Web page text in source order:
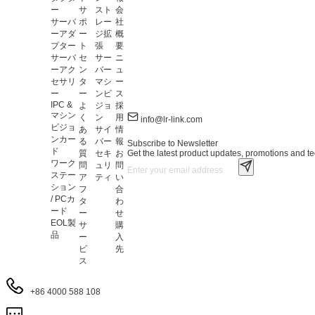
ー
サーバ
ーアダ
プター
サーバ
ーアク
セサリ
ー
IPC &
マシン
ビジョ
ンカー
ド
ワーク
ステー
ション
/ PCカ
ード
EOL製
品
サ
ポ
ー
ト
セ
ン
タ
ー
よ
く
あ
る
質
問
ア
フ
タ
ー
サ
ー
ビ
ス
スト
レー
ジ拡
張
サー
バー
マシ
ンビ
ジョ
ン
サイ
バー
セキ
ュリ
ティ
会
社
概
要
ニ
ュ
ー
ス
採
用
情
報
お
問
い
合
わ
せ
購
入
先
info@lr-link.com
Subscribe to Newsletter
Get the latest product updates, promotions and
+86 4000 588 108